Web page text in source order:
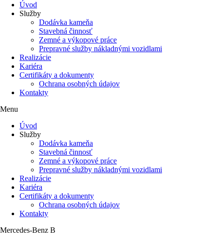
Úvod
Služby
Dodávka kameňa
Stavebná činnosť
Zemné a výkopové práce
Prepravné služby nákladnými vozidlami
Realizácie
Kariéra
Certifikáty a dokumenty
Ochrana osobných údajov
Kontakty
Menu
Úvod
Služby
Dodávka kameňa
Stavebná činnosť
Zemné a výkopové práce
Prepravné služby nákladnými vozidlami
Realizácie
Kariéra
Certifikáty a dokumenty
Ochrana osobných údajov
Kontakty
Mercedes-Benz B